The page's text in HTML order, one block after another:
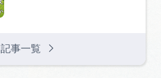
記事一覧